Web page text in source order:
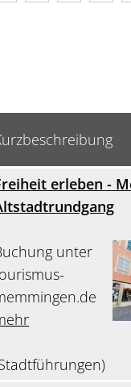
erleben -
unter